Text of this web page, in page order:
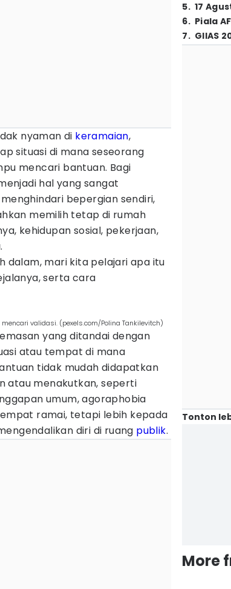
nyaman di keramaian,
situasi di mana seseorang
mencari bantuan. Bagi
hal yang sangat
bepergian sendiri,
memilih tetap di rumah
kehidupan sosial, pekerjaan,
dalam, mari kita pelajari apa itu
serta cara
validasi. (pexels.com/Polina Tankilevitch)
yang ditandai dengan
atau tempat di mana
tidak mudah didapatkan
atau menakutkan, seperti
umum, agoraphobia
ramai, tetapi lebih kepada
diri di ruang publik.
5. 17
6. Piala
7. GIIAS
Tonton
More